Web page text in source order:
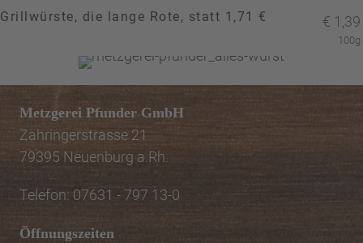
Grillwürste, die lange Rote, statt 1,71 € € 1,39
100g
Metzgerei Pfunder GmbH
Zähringerstrasse 21
79395 Neuenburg a.Rh.
Telefon: 07631 - 797 13-0
Öffnungszeiten